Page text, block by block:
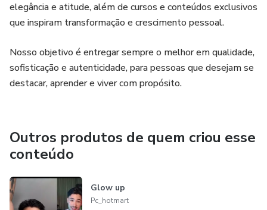
elegância e atitude, além de cursos e conteúdos exclusivos
que inspiram transformação e crescimento pessoal.
Nosso objetivo é entregar sempre o melhor em qualidade,
sofisticação e autenticidade, para pessoas que desejam se
destacar, aprender e viver com propósito.
Outros produtos de quem criou esse
conteúdo
Glow up
Pc_hotmart